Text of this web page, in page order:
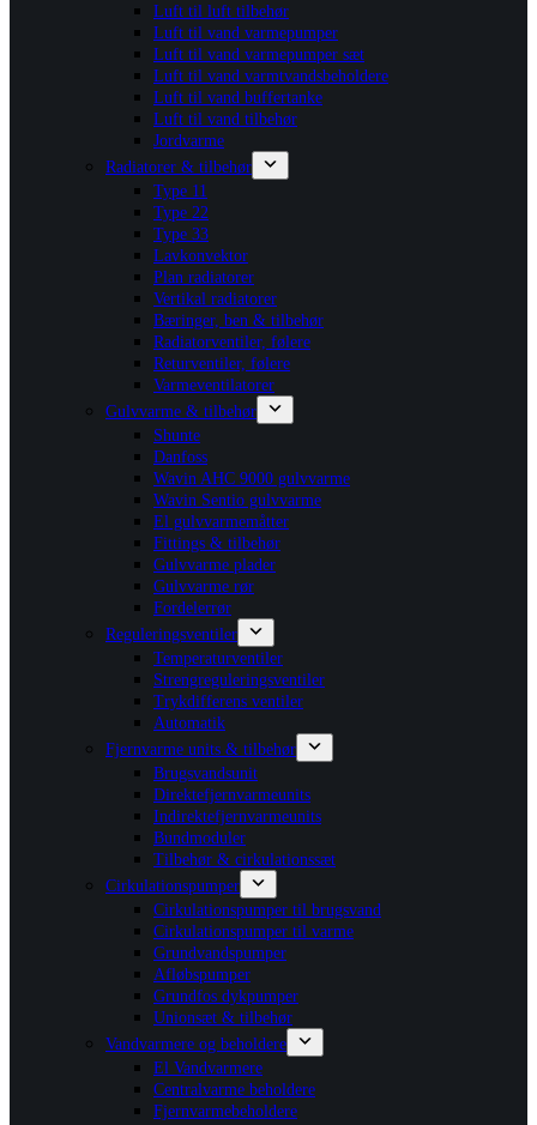
Luft til luft tilbehør
Luft til vand varmepumper
Luft til vand varmepumper sæt
Luft til vand varmtvandsbeholdere
Luft til vand buffertanke
Luft til vand tilbehør
Jordvarme
Radiatorer & tilbehør
Type 11
Type 22
Type 33
Lavkonvektor
Plan radiatorer
Vertikal radiatorer
Bæringer, ben & tilbehør
Radiatorventiler, følere
Returventiler, følere
Varmeventilatorer
Gulvvarme & tilbehør
Shunte
Danfoss
Wavin AHC 9000 gulvvarme
Wavin Sentio gulvvarme
El gulvvarmemåtter
Fittings & tilbehør
Gulvvarme plader
Gulvvarme rør
Fordelerrør
Reguleringsventiler
Temperaturventiler
Strengreguleringsventiler
Trykdifferens ventiler
Automatik
Fjernvarme units & tilbehør
Brugsvandsunit
Direktefjernvarmeunits
Indirektefjernvarmeunits
Bundmoduler
Tilbehør & cirkulationssæt
Cirkulationspumper
Cirkulationspumper til brugsvand
Cirkulationspumper til varme
Grundvandspumper
Afløbspumper
Grundfos dykpumper
Unionsæt & tilbehør
Vandvarmere og beholdere
El Vandvarmere
Centralvarme beholdere
Fjernvarmebeholdere